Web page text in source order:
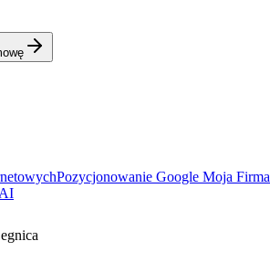
Pozycjonowanie Google Moja Firma